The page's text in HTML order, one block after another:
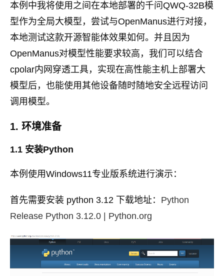
本例中我将使用之间在本地部署的千问QWQ-32B模
型作为全局大模型，尝试与OpenManus进行对接，
本地测试这款开源智能体效果如何。并且因为
OpenManus对模型性能要求较高，我们可以结合
cpolar内网穿透工具，实现在高性能主机上部署大
模型后，也能使用其他设备随时随地安全远程访问
调用模型。
1. 环境准备
1.1 安装Python
本例使用Windows11专业版系统进行演示：
首先需要安装 python 3.12 下载地址： Python
Release Python 3.12.0 | Python.org